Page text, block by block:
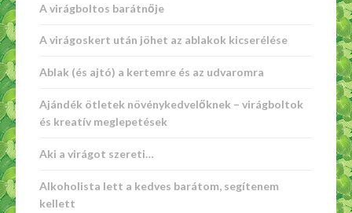
A virágboltos barátnője
A virágoskert után jöhet az ablakok kicserélése
Ablak (és ajtó) a kertemre és az udvaromra
Ajándék ötletek növénykedvelőknek – virágboltok
és kreatív meglepetések
Aki a virágot szereti…
Alkoholista lett a kedves barátom, segítenem
kellett